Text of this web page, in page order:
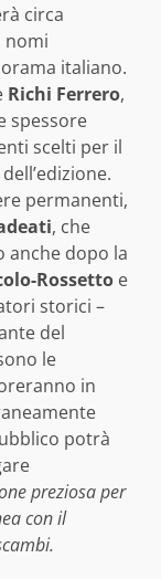
circa
nomi
italiano.
Richi Ferrero,
spessore
scelti per il
permanenti,
, che
anche dopo la
Rossetto e
storici –
del
le
in
potrà
preziosa per
con il